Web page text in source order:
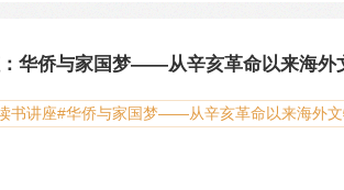
华侨与家国梦——从辛亥革命以来海外
书讲座#华侨与家国梦——从辛亥革命以来海外文